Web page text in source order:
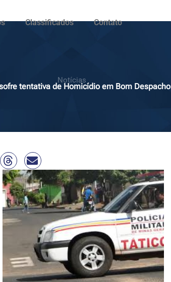
Classificados Contato
Notícias
tentativa de Homicídio em Bom Despacho